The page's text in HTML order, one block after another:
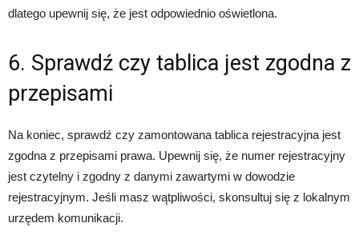
dlatego upewnij się, że jest odpowiednio oświetlona.
6. Sprawdź czy tablica jest zgodna z
przepisami
Na koniec, sprawdź czy zamontowana tablica rejestracyjna jest
zgodna z przepisami prawa. Upewnij się, że numer rejestracyjny
jest czytelny i zgodny z danymi zawartymi w dowodzie
rejestracyjnym. Jeśli masz wątpliwości, skonsultuj się z lokalnym
urzędem komunikacji.